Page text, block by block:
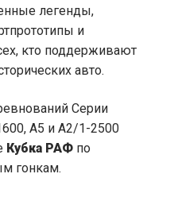
легенды,
и
кто поддерживают
авто.
Серии
А5 и А2/1-2500
Кубка РАФ по
гонкам.